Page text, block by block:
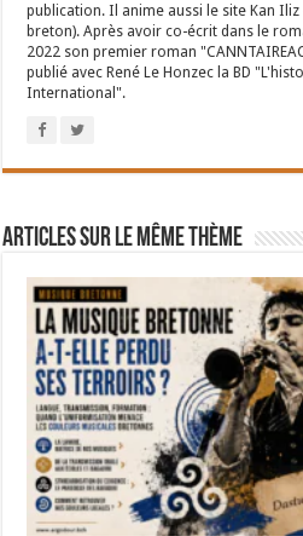
publication. Il anime aussi le site Kan
breton). Après avoir co-écrit dans le
2022 son premier roman
publié avec René Le Honzec la BD
International".
Articles sur le même thème